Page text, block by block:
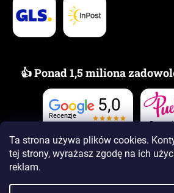
Ta strona używa plików cookies.
tej strony, wyrażasz zgodę na ich
reklam.
👍 Ponad 1,5 miliona
Recenzje
5,0